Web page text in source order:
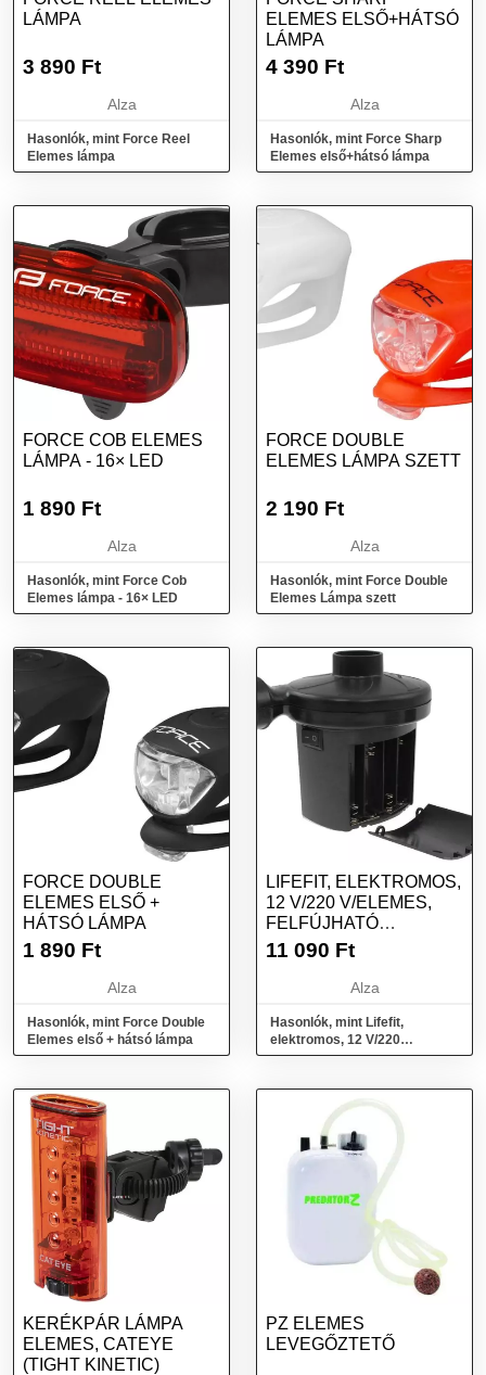
LÁMPA
3 890 Ft
Alza
Hasonlók, mint Force Reel
Elemes lámpa
ELEMES ELSŐ+HÁTSÓ
LÁMPA
4 390 Ft
Alza
Hasonlók, mint Force Sharp
Elemes első+hátsó lámpa
FORCE COB ELEMES
LÁMPA - 16× LED
1 890 Ft
Alza
Hasonlók, mint Force Cob
Elemes lámpa - 16× LED
FORCE DOUBLE
ELEMES LÁMPA SZETT
2 190 Ft
Alza
Hasonlók, mint Force Double
Elemes Lámpa szett
FORCE DOUBLE
ELEMES ELSŐ +
HÁTSÓ LÁMPA
1 890 Ft
Alza
Hasonlók, mint Force Double
Elemes első + hátsó lámpa
LIFEFIT, ELEKTROMOS,
12 V/220 V/ELEMES,
FELFÚJHATÓ
MATRACOKHOZ
11 090 Ft
Alza
Hasonlók, mint Lifefit,
elektromos, 12 V/220
V/elemes, felfújható
KERÉKPÁR LÁMPA
ELEMES, CATEYE
(TIGHT KINETIC)
PZ ELEMES
LEVEGŐZTETŐ